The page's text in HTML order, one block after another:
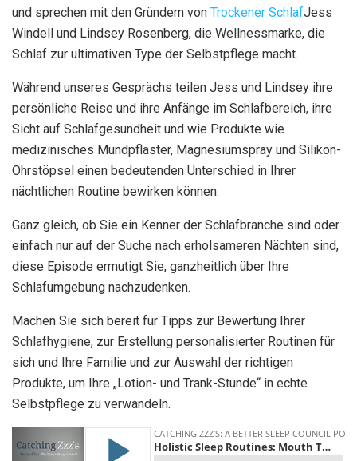
und sprechen mit den Gründern von Trockener SchlafJess
Windell und Lindsey Rosenberg, die Wellnessmarke, die
Schlaf zur ultimativen Type der Selbstpflege macht.
Während unseres Gesprächs teilen Jess und Lindsey ihre
persönliche Reise und ihre Anfänge im Schlafbereich, ihre
Sicht auf Schlafgesundheit und wie Produkte wie
medizinisches Mundpflaster, Magnesiumspray und Silikon-
Ohrstöpsel einen bedeutenden Unterschied in Ihrer
nächtlichen Routine bewirken können.
Ganz gleich, ob Sie ein Kenner der Schlafbranche sind oder
einfach nur auf der Suche nach erholsameren Nächten sind,
diese Episode ermutigt Sie, ganzheitlich über Ihre
Schlafumgebung nachzudenken.
Machen Sie sich bereit für Tipps zur Bewertung Ihrer
Schlafhygiene, zur Erstellung personalisierter Routinen für
sich und Ihre Familie und zur Auswahl der richtigen
Produkte, um Ihre „Lotion- und Trank-Stunde“ in echte
Selbstpflege zu verwandeln.